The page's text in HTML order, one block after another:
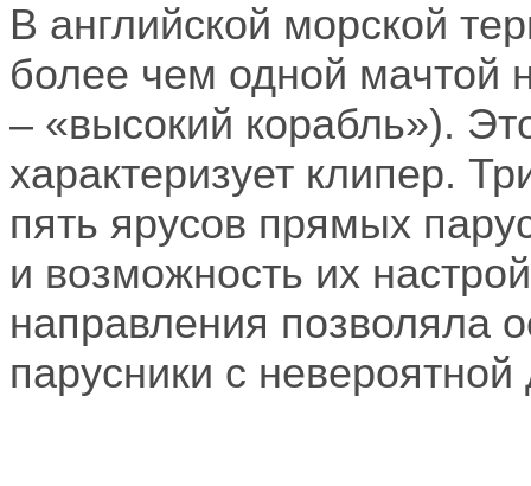
В английской морской
более чем одной мачтой
– «высокий корабль»).
характеризует клипер.
пять ярусов прямых
и возможность их
направления позволяла
парусники с